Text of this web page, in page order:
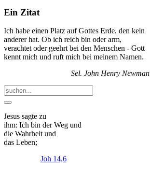
Ein Zitat
Ich habe einen Platz auf Gottes Erde, den kein
anderer hat. Ob ich reich bin oder arm,
verachtet oder geehrt bei den Menschen - Gott
kennt mich und ruft mich bei meinem Namen.
Sel. John Henry Newman
Jesus sagte zu
ihm: Ich bin der Weg und
die Wahrheit und
das Leben;
Joh 14,6